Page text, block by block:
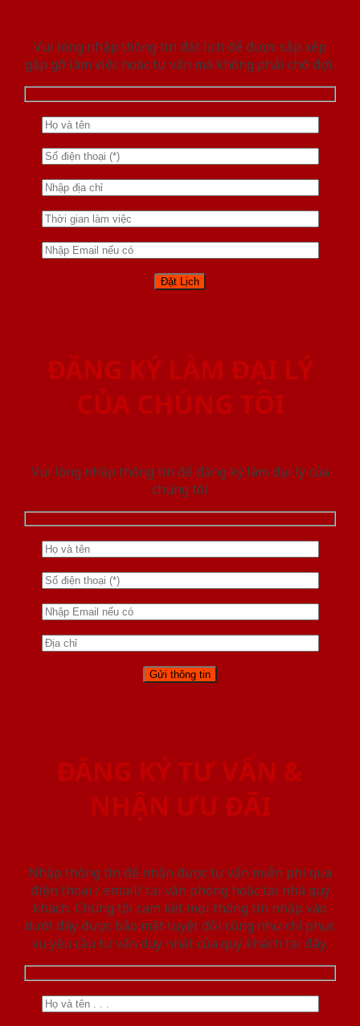
Vui lòng nhập thông tin đặt lịch để được sắp xếp
gặp gỡ làm việc hoăc tư vấn mà không phải chờ đợi.
ĐĂNG KÝ LÀM ĐẠI LÝ
CỦA CHÚNG TÔI
Vui lòng nhập thông tin để đăng ký làm đại lý của
chúng tôi
ĐĂNG KÝ TƯ VẤN &
NHẬN ƯU ĐÃI
Nhập thông tin để nhận được tư vấn miễn phí qua
điện thoại / email/ tại văn phòng hoặc tại nhà quý
khách. Chúng tôi cam kết mọi thông tin nhập vào
dưới đây được bảo mật tuyệt đối cũng như chỉ phục
vụ yêu cầu tư vấn duy nhất của quý khách tại đây.